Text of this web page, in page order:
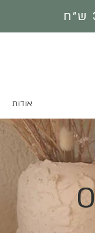
אודות